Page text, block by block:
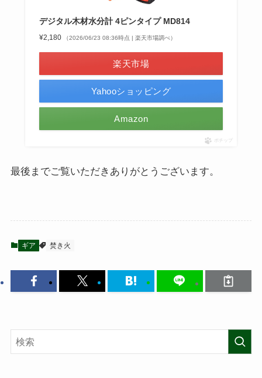
デジタル木材水分計 4ピンタイプ MD814
¥2,180 （2026/06/23 08:36時点 | 楽天市場調べ）
楽天市場
Yahooショッピング
Amazon
ポチップ
最後までご覧いただきありがとうございます。
ギア 焚き火